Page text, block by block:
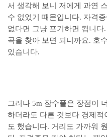
서 생각해 보니 저에게 과연
수 없었기 때문입니다. 자격
없다면 그냥 포기하면 됩니다
곡을 찾아 보면 되니까요. 호
있습니다.
그러나 5m 잠수풀은 장점이
하더라도 다른 것보다 경제적
도 했습니다. 거리도 가까워